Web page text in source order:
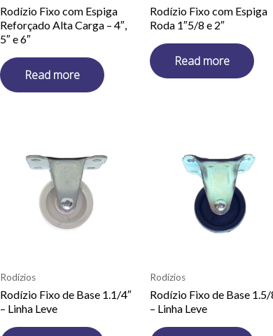
Rodízio Fixo com Espiga
Reforçado Alta Carga – 4″,
5″ e 6″
Read more
Rodízio Fixo com Espiga
Roda 1″5/8 e 2″
Read more
Rodízios
Rodízio Fixo de Base 1.1/4″
– Linha Leve
Rodízios
Rodízio Fixo de Base 1.5/
– Linha Leve